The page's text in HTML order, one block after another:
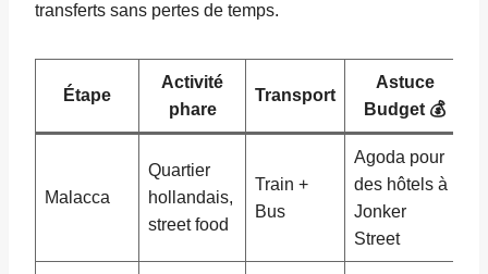
transferts sans pertes de temps.
Étape
Activité
phare
Transport
Astuce
Budget 💰
Malacca
Quartier
hollandais,
street food
Train +
Bus
Agoda pour
des hôtels à
Jonker
Street